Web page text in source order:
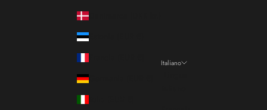
Danimarca (DKK kr.)
Estonia (EUR €)
Francia (EUR €)
Germania (EUR €)
Italia (EUR €)
Italiano